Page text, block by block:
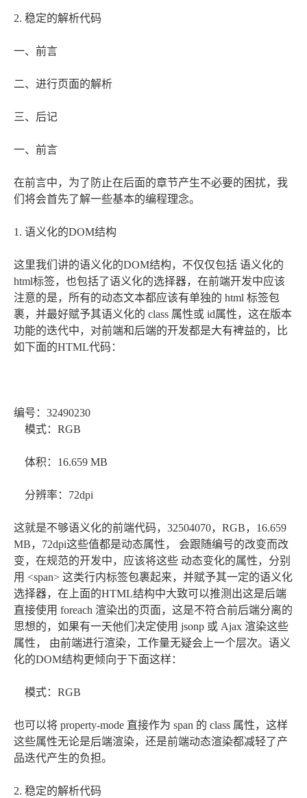
2. 稳定的解析代码
一、前言
二、进行页面的解析
三、后记
一、前言
在前言中，为了防止在后面的章节产生不必要的困扰，我
们将会首先了解一些基本的编程理念。
1. 语义化的DOM结构
这里我们讲的语义化的DOM结构，不仅仅包括 语义化的
html标签，也包括了语义化的选择器，在前端开发中应该
注意的是，所有的动态文本都应该有单独的 html 标签包
裹，并最好赋予其语义化的 class 属性或 id属性，这在版本
功能的迭代中，对前端和后端的开发都是大有裨益的，比
如下面的HTML代码：
编号：32490230
模式：RGB
体积：16.659 MB
分辨率：72dpi
这就是不够语义化的前端代码，32504070，RGB，16.659
MB，72dpi这些值都是动态属性， 会跟随编号的改变而改
变，在规范的开发中，应该将这些 动态变化的属性，分别
用 <span> 这类行内标签包裹起来，并赋予其一定的语义化
选择器，在上面的HTML结构中大致可以推测出这是后端
直接使用 foreach 渲染出的页面，这是不符合前后端分离的
思想的，如果有一天他们决定使用 jsonp 或 Ajax 渲染这些
属性， 由前端进行渲染，工作量无疑会上一个层次。语义
化的DOM结构更倾向于下面这样：
模式： RGB
也可以将 property-mode 直接作为 span 的 class 属性，这样
这些属性无论是后端渲染，还是前端动态渲染都减轻了产
品迭代产生的负担。
2. 稳定的解析代码